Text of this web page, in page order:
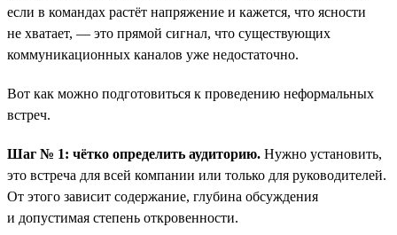
если в командах растёт напряжение и кажется, что ясности
не хватает, — это прямой сигнал, что существующих
коммуникационных каналов уже недостаточно.
Вот как можно подготовиться к проведению неформальных
встреч.
Шаг № 1: чётко определить аудиторию. Нужно установить,
это встреча для всей компании или только для руководителей.
От этого зависит содержание, глубина обсуждения
и допустимая степень откровенности.